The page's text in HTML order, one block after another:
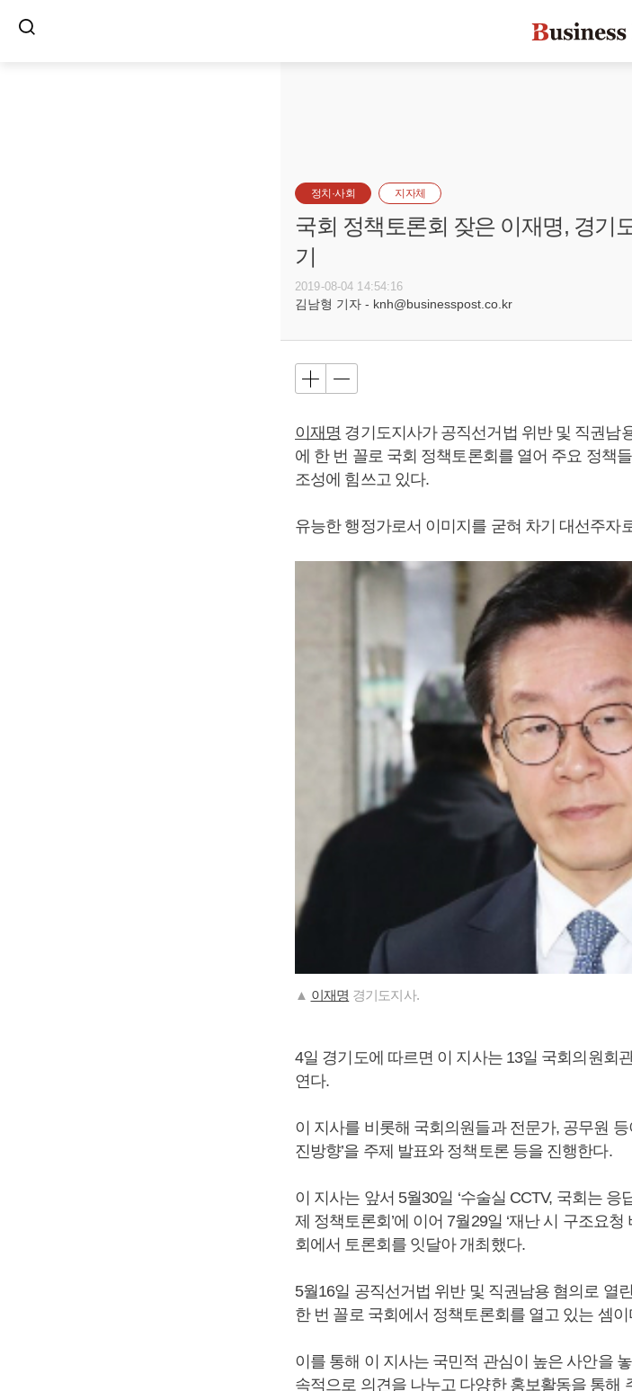
정치·사회 지자체
국회 정책토론회 잦은 이재명, 경기
기
2019-08-04 14:54:16
김남형 기자 - knh@businesspost.co.kr
이재명 경기도지사가 공직선거법 위반 및 직권남
에 한 번 꼴로 국회 정책토론회를 열어 주요 정책
조성에 힘쓰고 있다.
유능한 행정가로서 이미지를 굳혀 차기 대선주자
▲ 이재명 경기도지사.
4일 경기도에 따르면 이 지사는 13일 국회의원회
연다.
이 지사를 비롯해 국회의원들과 전문가, 공무원
진방향’을 주제 발표와 정책토론 등을 진행한다.
이 지사는 앞서 5월30일 ‘수술실 CCTV, 국회는 응
제 정책토론회’에 이어 7월29일 ‘재난 시 구조요
회에서 토론회를 잇달아 개최했다.
5월16일 공직선거법 위반 및 직권남용 혐의로 열
한 번 꼴로 국회에서 정책토론회를 열고 있는 셈이
이를 통해 이 지사는 국민적 관심이 높은 사안을
속적으로 의견을 나누고 다양한 홍보활동을 통해